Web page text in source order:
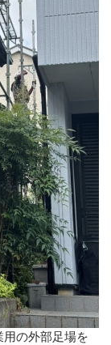
の外部足場を